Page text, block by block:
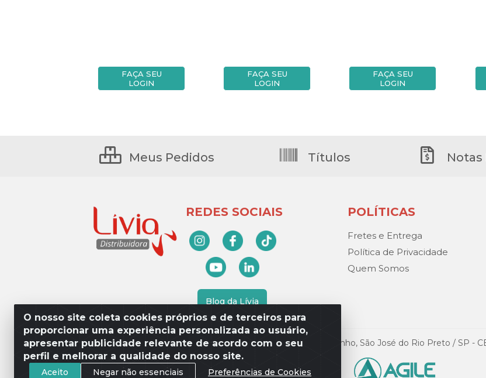
FAÇA SEU
LOGIN
FAÇA SEU
LOGIN
FAÇA SEU
LOGIN
O nosso site coleta cookies próprios e de terceiros para
proporcionar uma experiência personalizada ao usuário,
apresentar publicidade relevante de acordo com o seu
perfil e melhorar a qualidade do nosso site.
Aceito Negar não essenciais Preferências de Cookies
Meus Pedidos Títulos Notas
REDES SOCIAIS
Blog da Lívia
POLÍTICAS
Fretes e Entrega
Política de Privacidade
Quem Somos
Lívia Distribuidora - Av. Percy Gandini, 329 – Vila Toninho, São José do Rio Preto / SP -